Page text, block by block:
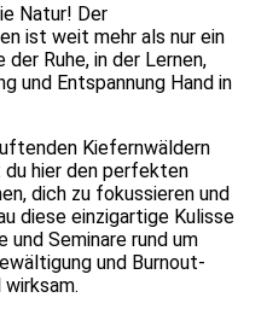
Natur! Der
ist weit mehr als nur ein
Ruhe, in der Lernen,
und Entspannung Hand in
Kiefernwäldern
hier den perfekten
dich zu fokussieren und
diese einzigartige Kulisse
und Seminare rund um
und Burnout-